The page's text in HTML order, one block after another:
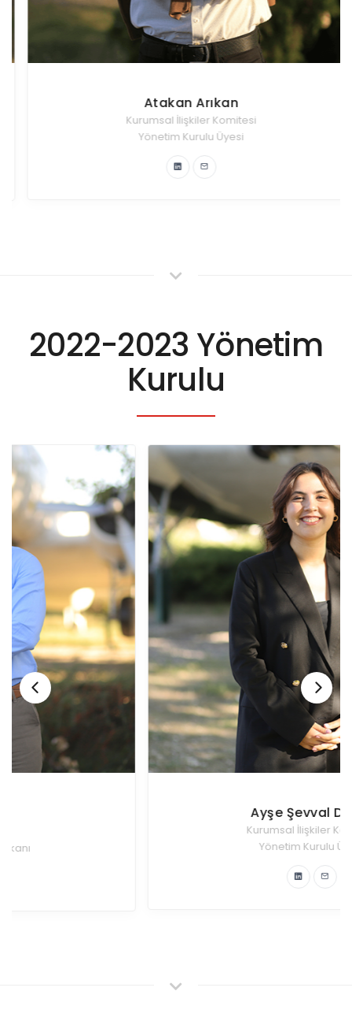
Atakan Arıkan
Kurumsal İlişkiler Komitesi
Yönetim Kurulu Üyesi
2022-2023 Yönetim
Kurulu